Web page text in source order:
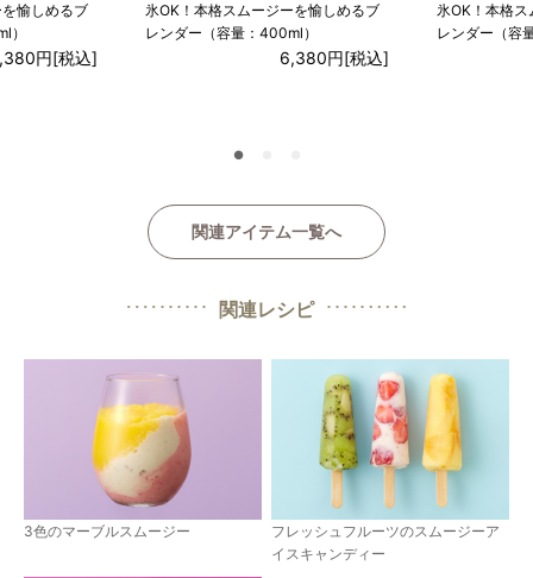
愉しめるブ
）
円[税込]
氷OK！本格スムージーを愉しめるブ
レンダー（容量：400ml）
6,380円[税込]
氷OK！本格
レンダー（容
●
関連アイテム一覧へ
関連レシピ
3色のマーブルスムージー
フレッシュフルーツのスムージーア
イスキャンディー